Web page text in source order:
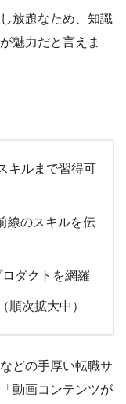
放題なため、知識
魅力だと言えま
キルまで習得可
線のスキルを伝
ダクトを網羅
順次拡大中）
どの手厚い転職サ
動画コンテンツが